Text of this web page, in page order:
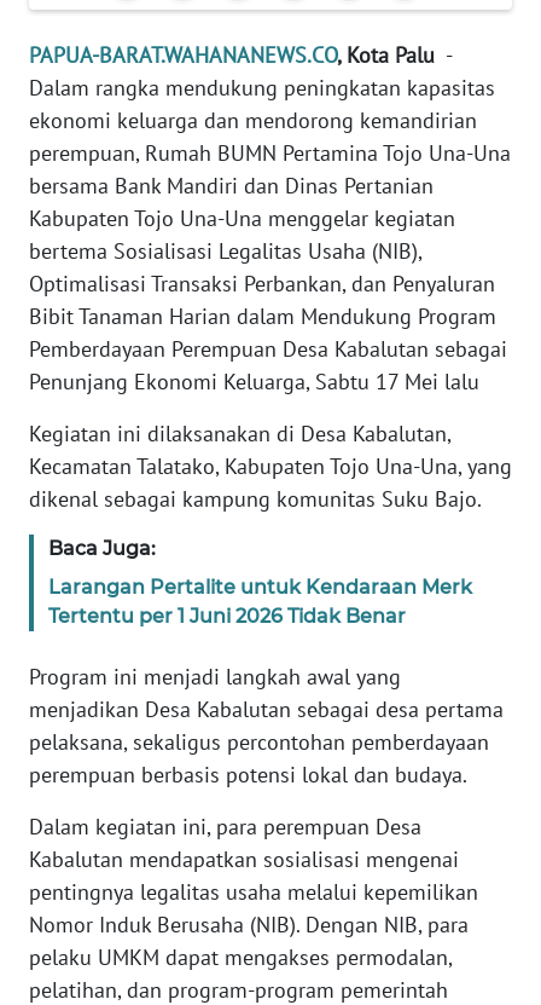
PAPUA-BARAT.WAHANANEWS.CO, Kota Palu -
Dalam rangka mendukung peningkatan kapasitas
ekonomi keluarga dan mendorong kemandirian
perempuan, Rumah BUMN Pertamina Tojo Una-Una
bersama Bank Mandiri dan Dinas Pertanian
Kabupaten Tojo Una-Una menggelar kegiatan
bertema Sosialisasi Legalitas Usaha (NIB),
Optimalisasi Transaksi Perbankan, dan Penyaluran
Bibit Tanaman Harian dalam Mendukung Program
Pemberdayaan Perempuan Desa Kabalutan sebagai
Penunjang Ekonomi Keluarga, Sabtu 17 Mei lalu
Kegiatan ini dilaksanakan di Desa Kabalutan,
Kecamatan Talatako, Kabupaten Tojo Una-Una, yang
dikenal sebagai kampung komunitas Suku Bajo.
Baca Juga:
Larangan Pertalite untuk Kendaraan Merk
Tertentu per 1 Juni 2026 Tidak Benar
Program ini menjadi langkah awal yang
menjadikan Desa Kabalutan sebagai desa pertama
pelaksana, sekaligus percontohan pemberdayaan
perempuan berbasis potensi lokal dan budaya.
Dalam kegiatan ini, para perempuan Desa
Kabalutan mendapatkan sosialisasi mengenai
pentingnya legalitas usaha melalui kepemilikan
Nomor Induk Berusaha (NIB). Dengan NIB, para
pelaku UMKM dapat mengakses permodalan,
pelatihan, dan program-program pemerintah
PEDOMAN
SIBER
REDAKSI
KARIR
DISCLAIMER
Wahana
News
Regional
WN
SUMUT
JAKARTA
WN
WN
BANTEN
WN
WN
KEPRI
WN
PAPUA